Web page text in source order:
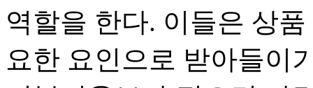
역할을 한다. 이들은 상
요한 요인으로 받아들이